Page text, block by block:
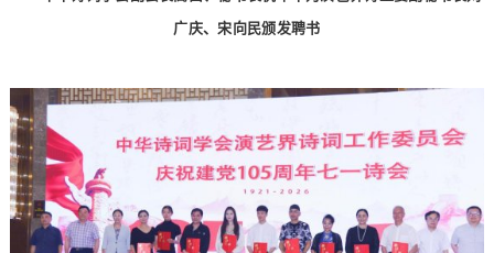
广庆、宋向民颁发聘书